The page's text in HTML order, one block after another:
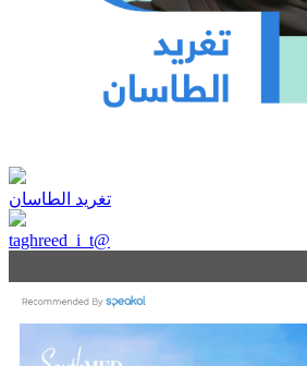
تغريد الطاسان
taghreed_i_t@